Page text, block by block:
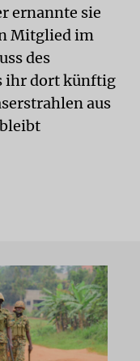
ernannte sie
Mitglied im
des
ihr dort künftig
aus